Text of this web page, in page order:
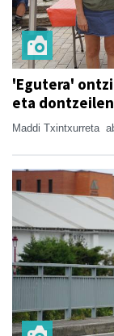
'Egutera'
eta
Maddi Txintxurreta